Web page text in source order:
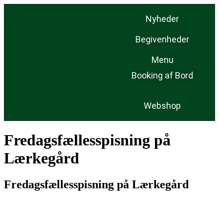
Nyheder
Begivenheder
Menu
Booking af Bord
Webshop
Fredagsfællesspisning på
Lærkegård
Fredagsfællesspisning på Lærkegård